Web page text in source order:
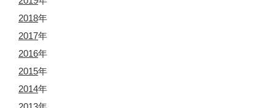
2018年
2017年
2016年
2015年
2014年